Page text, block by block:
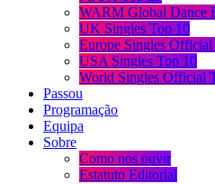
WARM Global Dance
UK Singles Top 10
Europe Singles
USA Singles Top 10
World Singles Official
Passou
Programação
Equipa
Sobre
Como nos ouvir
Estatuto Editorial